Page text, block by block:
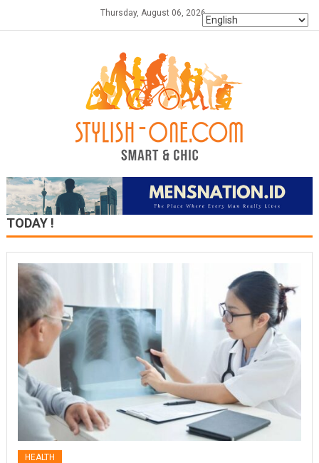
Thursday, August 06, 2026
TODAY !
HEALTH